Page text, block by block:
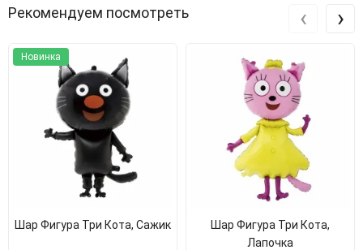
Рекомендуем посмотреть
Новинка
Шар Фигура Три Кота, Сажик
Шар Фигура Три Кота,
Лапочка
‹ ›